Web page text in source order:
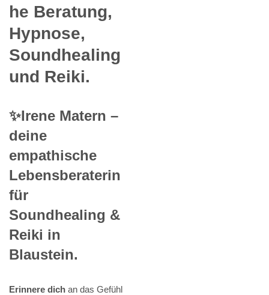
he Beratung,
Hypnose,
Soundhealing
und Reiki.
✨Irene Matern –
deine
empathische
Lebensberaterin
für
Soundhealing &
Reiki in
Blaustein.
Erinnere dich an das Gefühl